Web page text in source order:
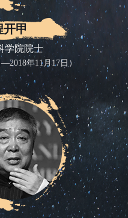
开甲
学院院士
年11月17日）